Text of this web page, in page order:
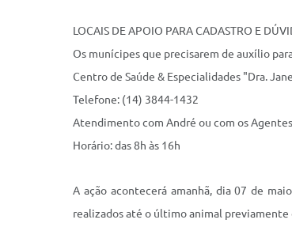
LOCAIS DE APOIO PARA CADASTRO E
Os munícipes que precisarem de auxílio
Centro de Saúde & Especialidades "Dra.
Telefone: (14) 3844-1432
Atendimento com André ou com os
Horário: das 8h às 16h
A ação acontecerá amanhã, dia 07 de
realizados até o último animal previamente